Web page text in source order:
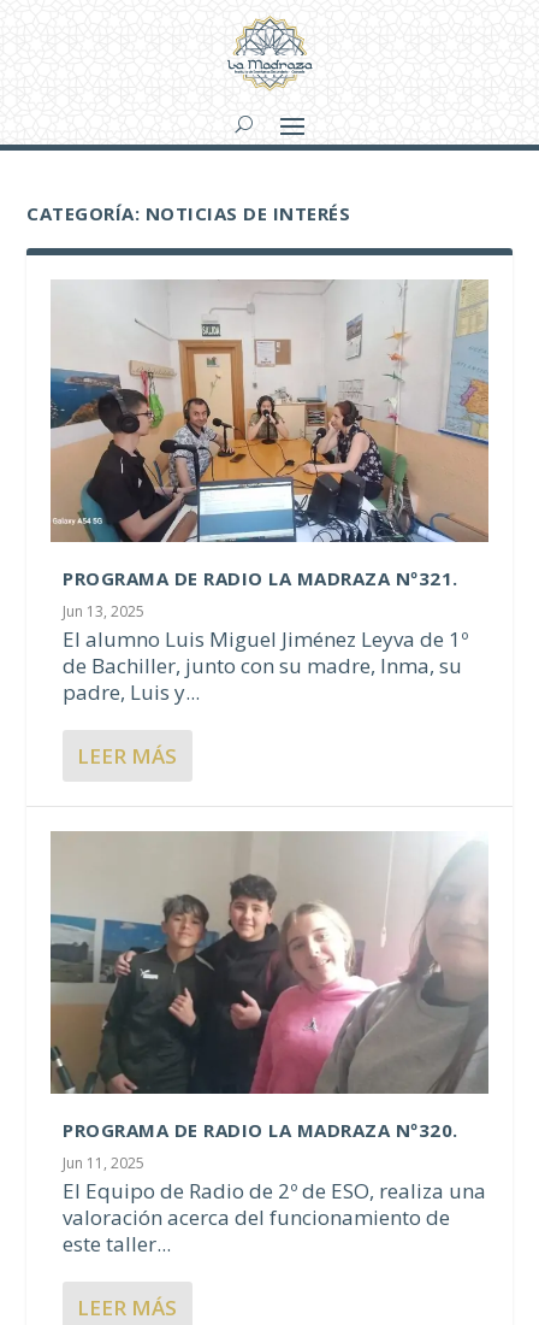
CATEGORÍA: NOTICIAS DE INTERÉS
PROGRAMA DE RADIO LA MADRAZA Nº321.
Jun 13, 2025
El alumno Luis Miguel Jiménez Leyva de 1º
de Bachiller, junto con su madre, Inma, su
padre, Luis y...
LEER MÁS
PROGRAMA DE RADIO LA MADRAZA Nº320.
Jun 11, 2025
El Equipo de Radio de 2º de ESO, realiza una
valoración acerca del funcionamiento de
este taller...
LEER MÁS